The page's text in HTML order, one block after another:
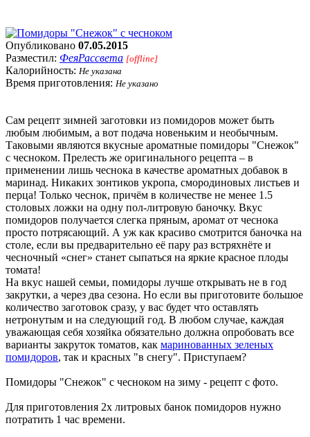
Опубликовано 07.05.2015
Разместил: ФеяРассвета [offline]
Калорийность: Не указана
Время приготовления: Не указано
Сам рецепт зимней заготовки из помидоров может быть
любым любимым, а вот подача новеньким и необычным.
Таковыми являются вкусные ароматные помидоры "Снежок"
с чесноком. Прелесть же оригинального рецепта – в
применении лишь чеснока в качестве ароматных добавок в
маринад. Никаких зонтиков укропа, смородиновых листьев и
перца! Только чеснок, причём в количестве не менее 1.5
столовых ложки на одну пол-литровую баночку. Вкус
помидоров получается слегка пряным, аромат от чеснока
просто потрясающий. А уж как красиво смотрится баночка на
столе, если вы предварительно её пару раз встряхнёте и
чесночный «снег» станет сыпаться на яркие красное плоды
томата!
На вкус нашей семьи, помидоры лучше открывать не в год
закрутки, а через два сезона. Но если вы приготовите большое
количество заготовок сразу, у вас будет что оставлять
нетронутым и на следующий год. В любом случае, каждая
уважающая себя хозяйка обязательно должна опробовать все
варианты закруток томатов, как маринованных зеленых
помидоров, так и красных "в снегу". Приступаем?
Помидоры "Снежок" с чесноком на зиму - рецепт с фото.
Для приготовления 2х литровых банок помидоров нужно
потратить 1 час времени.